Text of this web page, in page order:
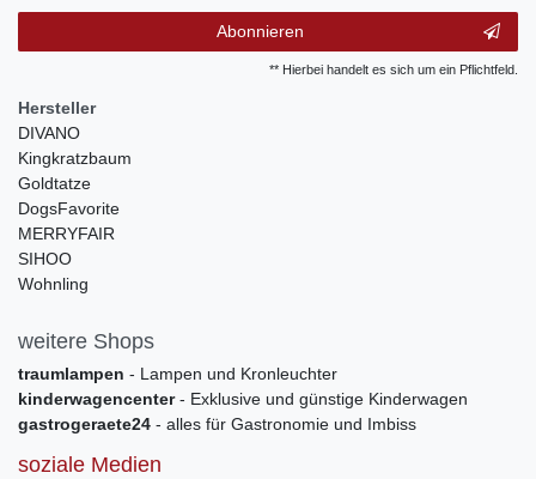
Abonnieren
** Hierbei handelt es sich um ein Pflichtfeld.
Hersteller
DIVANO
Kingkratzbaum
Goldtatze
DogsFavorite
MERRYFAIR
SIHOO
Wohnling
weitere Shops
traumlampen - Lampen und Kronleuchter
kinderwagencenter- Exklusive und günstige Kinderwagen
gastrogeraete24 - alles für Gastronomie und Imbiss
soziale Medien